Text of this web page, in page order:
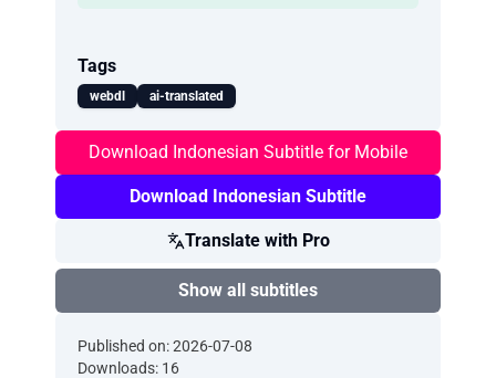
Tags
webdl ai-translated
Download Indonesian Subtitle for Mobile
Download Indonesian Subtitle
Translate with Pro
Show all subtitles
Published on: 2026-07-08
Downloads: 16